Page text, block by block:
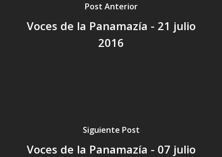
Post Anterior
Voces de la Panamazía - 21 julio
2016
Siguiente Post
Voces de la Panamazía - 07 julio